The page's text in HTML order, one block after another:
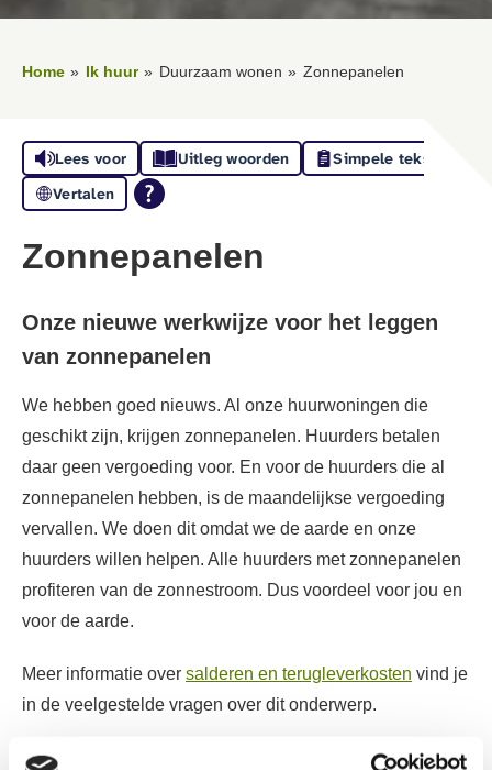
Home Ik huur Duurzaam wonen Zonnepanelen
Lees voor Uitleg woorden
Simpele tekst
Vertalen
Zonnepanelen
Onze nieuwe werkwijze voor het leggen
van zonnepanelen
We hebben goed nieuws. Al onze huurwoningen die
geschikt zijn, krijgen zonnepanelen. Huurders betalen
daar geen vergoeding voor. En voor de huurders die al
zonnepanelen hebben, is de maandelijkse vergoeding
vervallen. We doen dit omdat we de aarde en onze
huurders willen helpen. Alle huurders met zonnepanelen
profiteren van de zonnestroom. Dus voordeel voor jou en
voor de aarde.
Meer informatie over salderen en terugleverkosten vind je
in de veelgestelde vragen over dit onderwerp.
We leggen zonnepanelen per buurt en per